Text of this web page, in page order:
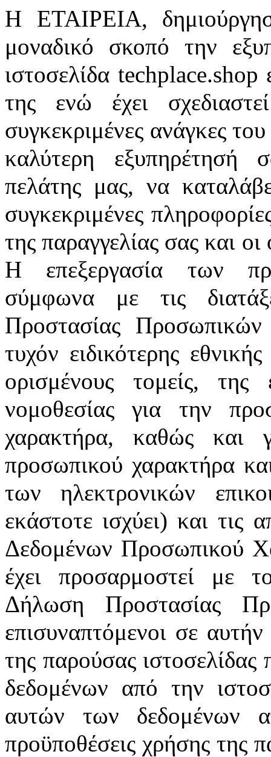
H ΕΤΑΙΡΕΙΑ,
μοναδικό σκοπό την
ιστοσελίδα
της ενώ έχει
συγκεκριμένες ανάγκες
καλύτερη εξυπηρέτησή
πελάτης μας, να
συγκεκριμένες
της παραγγελίας σας και
Η επεξεργασία των
σύμφωνα με τις
Προστασίας
τυχόν ειδικότερης
ορισμένους τομείς, της
νομοθεσίας για την
χαρακτήρα, καθώς και
προσωπικού χαρακτήρα
των ηλεκτρονικών
εκάστοτε ισχύει) και τις
Δεδομένων Προσωπικού
έχει προσαρμοστεί με
Δήλωση Προστασίας
επισυναπτόμενοι σε
της παρούσας
δεδομένων από την
αυτών των δεδομένων
προϋποθέσεις χρήσης της